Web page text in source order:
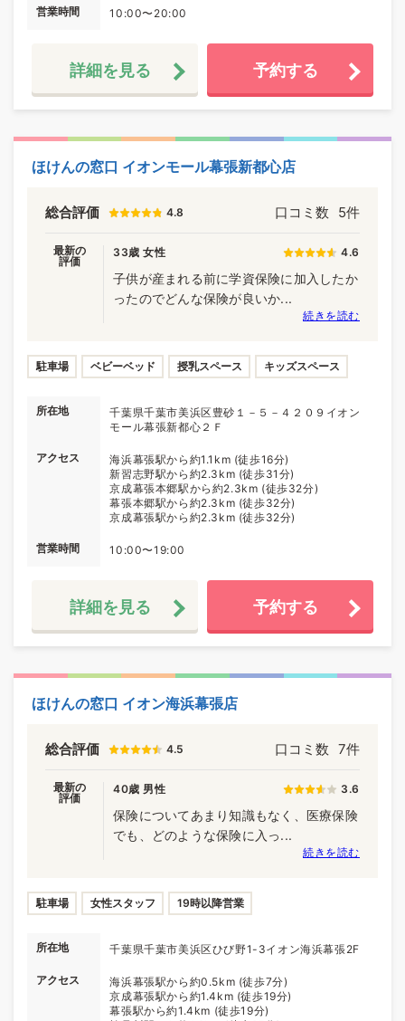
営業時間 10:00〜20:00
詳細を見る 予約する
ほけんの窓口 イオンモール幕張新都心店
総合評価 4.8 口コミ数 5件
最新の
評価
33歳 女性 4.6
子供が産まれる前に学資保険に加入したか
ったのでどんな保険が良いか...
続きを読む
駐車場 ベビーベッド 授乳スペース キッズスペース
所在地
千葉県千葉市美浜区豊砂１－５－４２０９イオン
モール幕張新都心２Ｆ
アクセス
海浜幕張駅から約1.1km (徒歩16分)
新習志野駅から約2.3km (徒歩31分)
京成幕張本郷駅から約2.3km (徒歩32分)
幕張本郷駅から約2.3km (徒歩32分)
京成幕張駅から約2.3km (徒歩32分)
営業時間 10:00〜19:00
詳細を見る 予約する
ほけんの窓口 イオン海浜幕張店
総合評価 4.5 口コミ数 7件
最新の
評価
40歳 男性 3.6
保険についてあまり知識もなく、医療保険
でも、どのような保険に入っ...
続きを読む
駐車場 女性スタッフ 19時以降営業
所在地 千葉県千葉市美浜区ひび野1-3イオン海浜幕張2F
アクセス
海浜幕張駅から約0.5km (徒歩7分)
京成幕張駅から約1.4km (徒歩19分)
幕張駅から約1.4km (徒歩19分)